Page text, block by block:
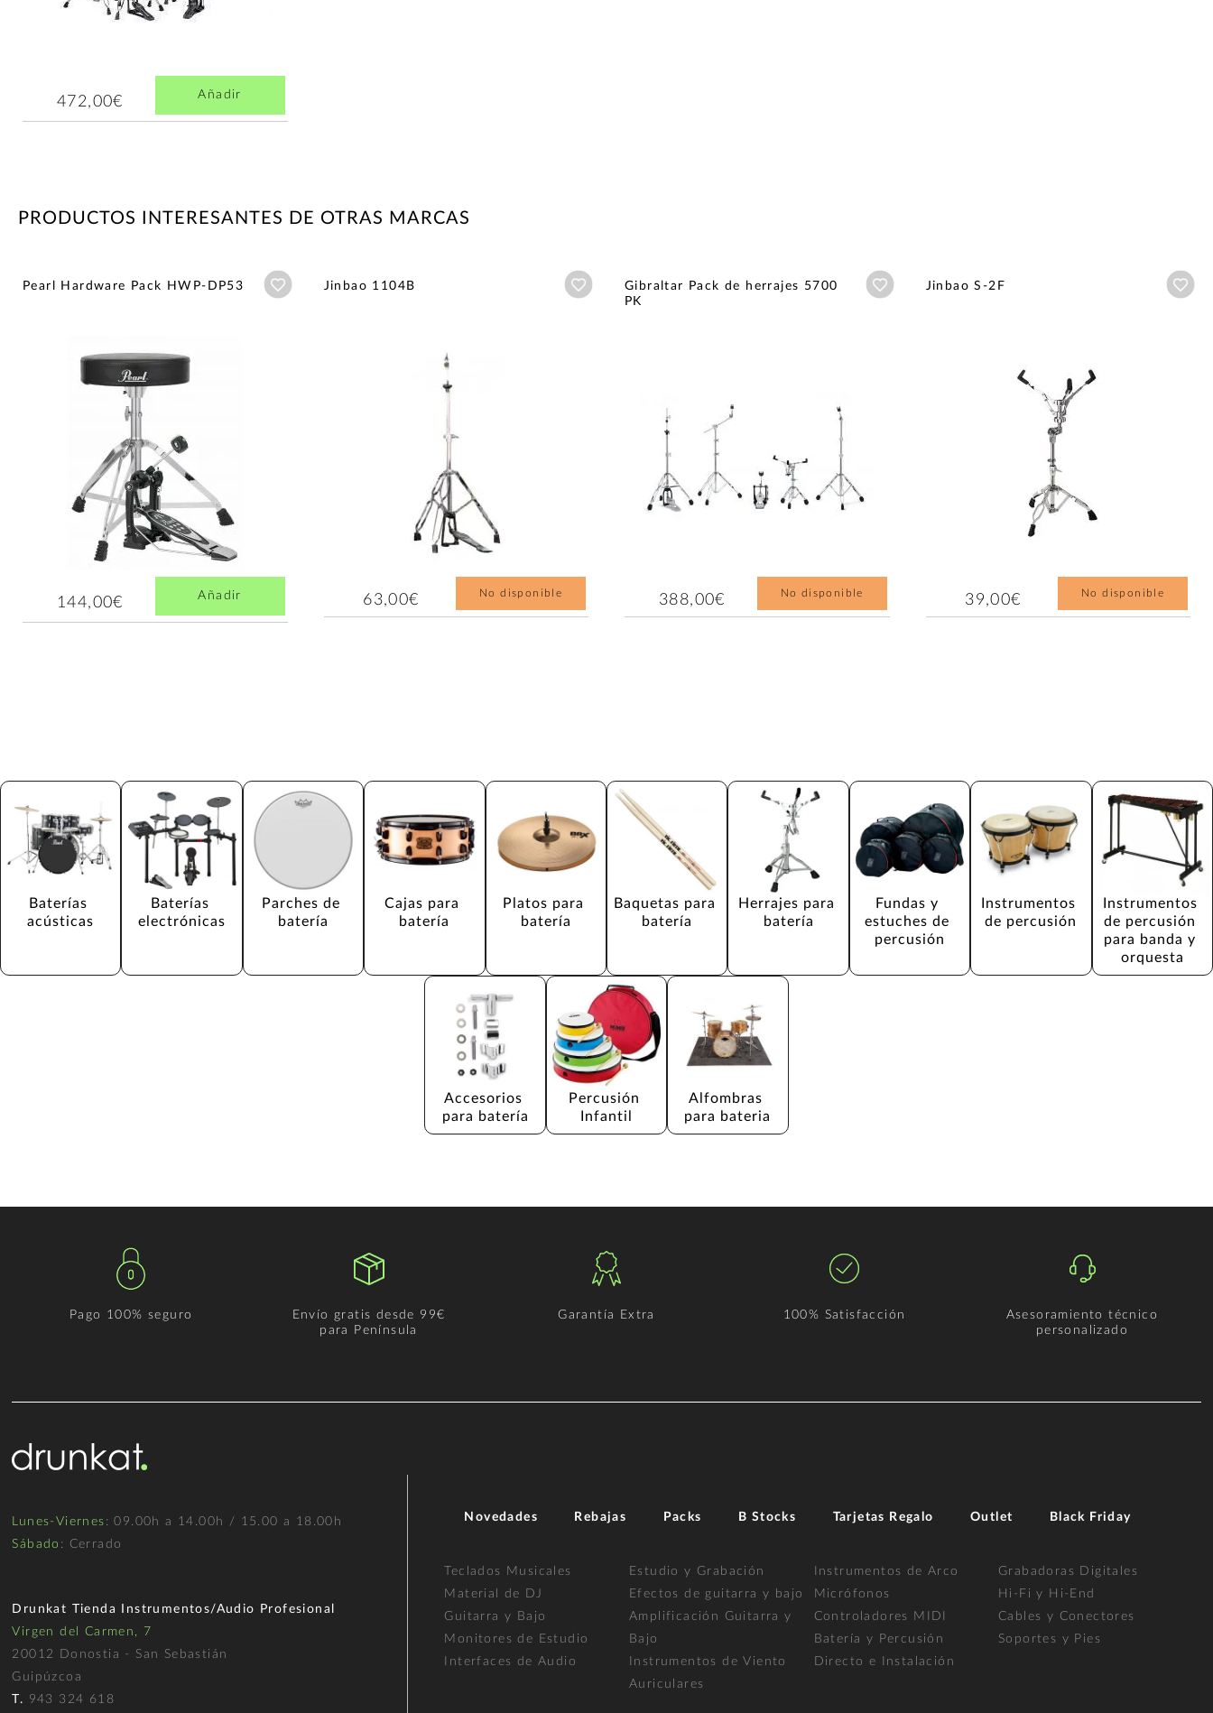
472,00€ Añadir
PRODUCTOS INTERESANTES DE OTRAS MARCAS
Pearl Hardware Pack HWP-DP53 Añadir a wishlist
144,00€ Añadir
Jinbao 1104B Añadir a wishlist
63,00€ No disponible
Gibraltar Pack de herrajes 5700
PK
Añadir a wishlist
388,00€ No disponible
Jinbao S-2F
39,00€ No disponible
Baterías
acústicas
Baterías
electrónicas
Parches de
batería
Cajas para
batería
Platos para
batería
Baquetas para
batería
Herrajes para
batería
Fundas y
estuches de
percusión
Instrumentos
de percusión
Instrumentos
de percusión
para banda y
orquesta
Accesorios
para batería
Percusión
Infantil
Alfombras
para bateria
Pago 100% seguro
Envío gratis desde 99€
para Península
Garantía Extra 100% Satisfacción
Asesoramiento técnico
personalizado
Lunes-Viernes : 09.00h a 14.00h / 15.00 a 18.00h
Sábado : Cerrado
Drunkat Tienda Instrumentos/Audio Profesional
Virgen del Carmen, 7
20012 Donostia - San Sebastián
Guipúzcoa
T. 943 324 618
Novedades Rebajas Packs B Stocks Tarjetas Regalo Outlet Black Friday
Teclados Musicales
Material de DJ
Guitarra y Bajo
Monitores de Estudio
Interfaces de Audio
Estudio y Grabación
Efectos de guitarra y bajo
Amplificación Guitarra y
Bajo
Instrumentos de Viento
Auriculares
Instrumentos de Arco
Micrófonos
Controladores MIDI
Batería y Percusión
Directo e Instalación
Grabadoras Digitales
Hi-Fi y Hi-End
Cables y Conectores
Soportes y Pies